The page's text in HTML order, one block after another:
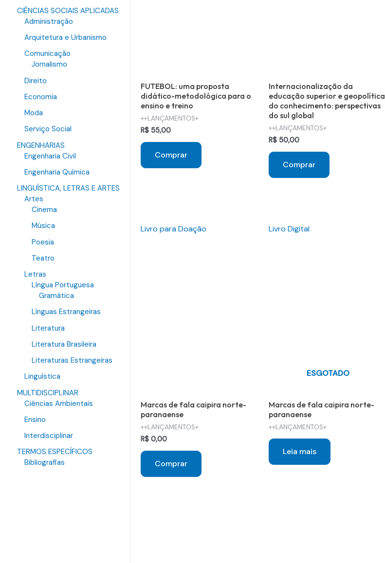
CIÊNCIAS SOCIAIS APLICADAS
Administração
Arquitetura e Urbanismo
Comunicação
Jornalismo
Direito
Economia
Moda
Serviço Social
ENGENHARIAS
Engenharia Civil
Engenharia Química
LINGUÍSTICA, LETRAS E ARTES
Artes
Cinema
Música
Poesia
Teatro
Letras
Língua Portuguesa
Gramática
Línguas Estrangeiras
Literatura
Literatura Brasileira
Literaturas Estrangeiras
Linguística
MULTIDISCIPLINAR
Ciências Ambientais
Ensino
Interdisciplinar
TERMOS ESPECÍFICOS
Bibliografias
FUTEBOL: uma proposta
didático-metodológica para o
ensino e treino
++LANÇAMENTOS+
R$55,00
Comprar
Internacionalização da
educação superior e geopolítica
do conhecimento: perspectivas
do sul global
++LANÇAMENTOS+
R$ 50,00
Comprar
Livro para Doação
Marcas de fala caipira norte-
paranaense
++LANÇAMENTOS+
R$0,00
Comprar
Livro Digital
ESGOTADO
Marcas de fala caipira norte-
paranaense
++LANÇAMENTOS+
Leia mais